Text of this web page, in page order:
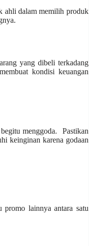
ahli dalam memilih produk
yang dibeli terkadang
kondisi keuangan
menggoda. Pastikan
keinginan karena godaan
promo lainnya antara satu